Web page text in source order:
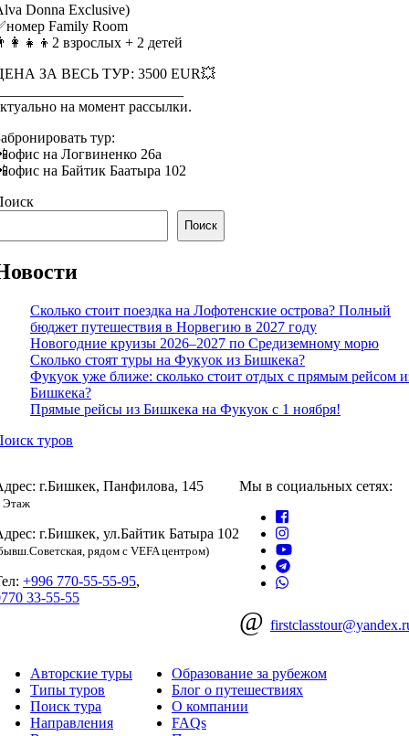
Donna Exclusive)
Family Room
взрослых + 2 детей
ЗА ВЕСЬ ТУР: 3500 EUR💥
на момент рассылки.
тур:
на Логвиненко 26а
на Байтик Баатыра 102
Поиск
Сколько стоит поездка на Лофотенские острова? Полный
бюджет путешествия в Норвегию в 2027 году
Новогодние круизы 2026–2027 по Средиземному морю
Сколько стоят туры на Фукуок из Бишкека?
Фукуок уже ближе: сколько стоит отдых с прямым рейсом
Бишкека?
Прямые рейсы из Бишкека на Фукуок с 1 ноября!
туров
г.Бишкек, Панфилова, 145
Этаж
г.Бишкек, ул.Байтик Батыра 102
рядом с VEFA центром)
+996 770-55-55-95,
33-55-55
Мы в социальных сетях:
@
Авторские туры
Типы туров
Поиск тура
Направления
Образование за рубежом
Блог о путешествиях
О компании
FAQs